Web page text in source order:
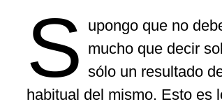
S upongo que no
mucho que decir
sólo un resultado
habitual del mismo. Esto es